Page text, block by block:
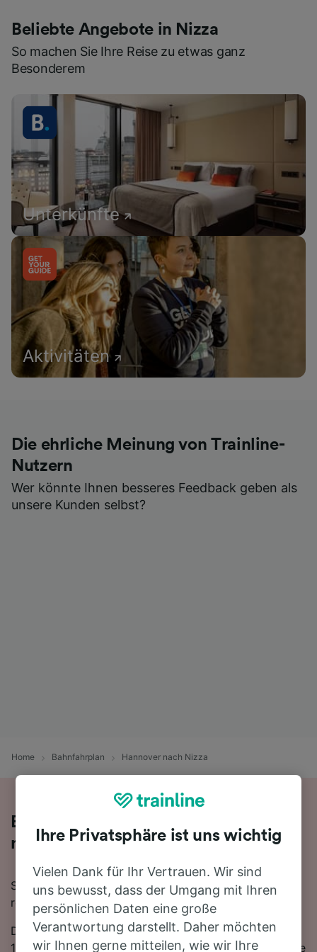
Beliebte Angebote in Nizza
So machen Sie Ihre Reise zu etwas ganz
Besonderem
Unterkünfte
Aktivitäten
Die ehrliche Meinung von Trainline-
Nutzern
Wer könnte Ihnen besseres Feedback geben als
unsere Kunden selbst?
Home Bahnfahrplan Hannover nach Nizza
Bequem von Hannover nach Nizza -
nehmen Sie den Zug!
Sie wollen mit dem Zug von Hannover nach Nizza
reisen? Dann sind Sie bei uns genau richtig!
Die Fahrtzeit beträgt mit der schnellsten Verbindung
13 Stunden 10 Minuten. Auf der 982 km langen Strecke
Ihre Privatsphäre ist uns wichtig
Vielen Dank für Ihr Vertrauen. Wir sind
uns bewusst, dass der Umgang mit Ihren
persönlichen Daten eine große
Verantwortung darstellt. Daher möchten
wir Ihnen gerne mitteilen, wie wir Ihre